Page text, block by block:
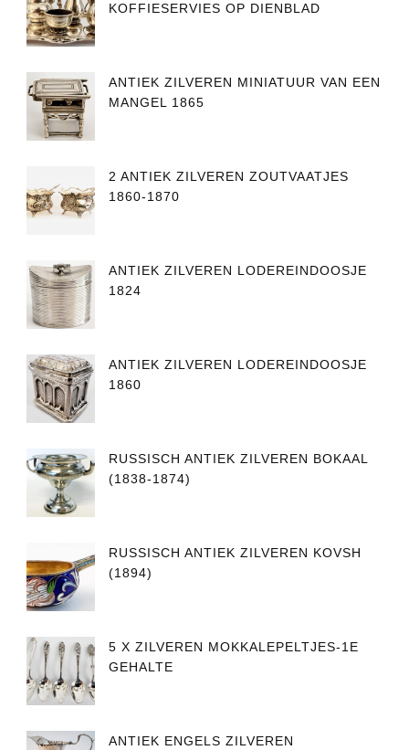
KOFFIESERVIES OP DIENBLAD
ANTIEK ZILVEREN MINIATUUR VAN EEN
MANGEL 1865
2 ANTIEK ZILVEREN ZOUTVAATJES
1860-1870
ANTIEK ZILVEREN LODEREINDOOSJE
1824
ANTIEK ZILVEREN LODEREINDOOSJE
1860
RUSSISCH ANTIEK ZILVEREN BOKAAL
(1838-1874)
RUSSISCH ANTIEK ZILVEREN KOVSH
(1894)
5 X ZILVEREN MOKKALEPELTJES-1E
GEHALTE
ANTIEK ENGELS ZILVEREN